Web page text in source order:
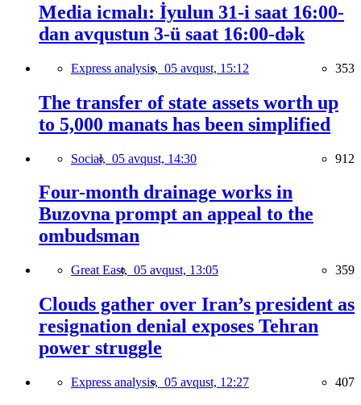
Media icmalı: İyulun 31-i saat 16:00-
dan avqustun 3-ü saat 16:00-dək
Express analysis, 05 avqust, 15:12 353
The transfer of state assets worth up
to 5,000 manats has been simplified
Social, 05 avqust, 14:30 912
Four-month drainage works in
Buzovna prompt an appeal to the
ombudsman
Great East, 05 avqust, 13:05 359
Clouds gather over Iran’s president as
resignation denial exposes Tehran
power struggle
Express analysis, 05 avqust, 12:27 407